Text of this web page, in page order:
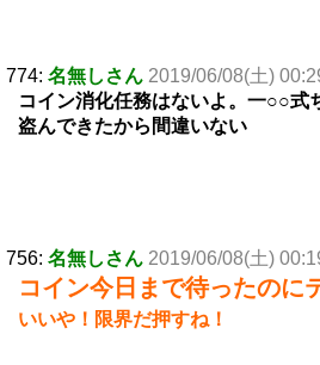
774: 名無しさん 2019/06/08(土)
コイン消化任務はないよ。一○○式
盗んできたから間違いない
756: 名無しさん 2019/06/08(土)
コイン今日まで待ったの
いいや！限界だ押すね！